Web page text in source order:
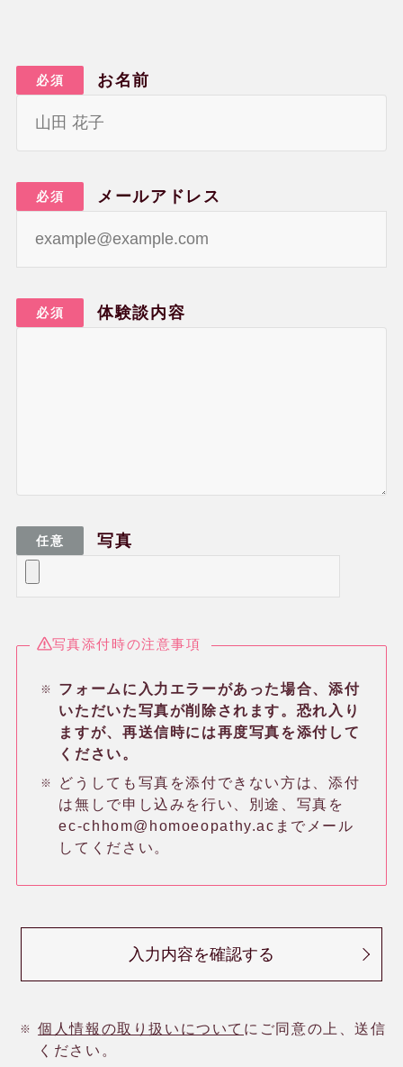
ホメオパシー体験談
健康相談会の治癒・改善例
水のレメディー体験談
JPHMAコングレス発表症例
よくある質問
必須 お名前
必須 メールアドレス
必須 体験談内容
任意 写真
写真添付時の注意事項
フォームに入力エラーがあった場合、添付
いただいた写真が削除されます。恐れ入り
ますが、再送信時には再度写真を添付して
ください。
どうしても写真を添付できない方は、添付
は無しで申し込みを行い、別途、写真を
ec-chhom@homoeopathy.acまでメール
してください。
入力内容を確認する
個人情報 の取り扱いについて にご同意の上、送信
ください。